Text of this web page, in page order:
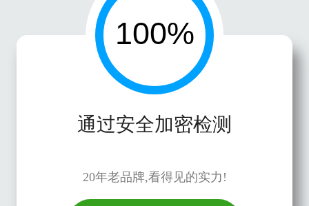
通过安全加密检测
20年老品牌,看得见的实力!